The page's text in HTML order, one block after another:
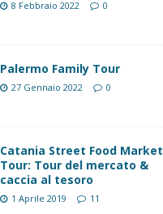
8 Febbraio 2022 0
Palermo Family Tour
27 Gennaio 2022 0
Catania Street Food Market
Tour: Tour del mercato &
caccia al tesoro
1 Aprile 2019 11